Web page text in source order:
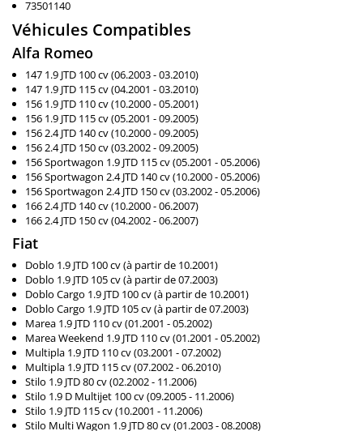
73501140
Véhicules Compatibles
Alfa Romeo
147 1.9 JTD 100 cv (06.2003 - 03.2010)
147 1.9 JTD 115 cv (04.2001 - 03.2010)
156 1.9 JTD 110 cv (10.2000 - 05.2001)
156 1.9 JTD 115 cv (05.2001 - 09.2005)
156 2.4 JTD 140 cv (10.2000 - 09.2005)
156 2.4 JTD 150 cv (03.2002 - 09.2005)
156 Sportwagon 1.9 JTD 115 cv (05.2001 - 05.2006)
156 Sportwagon 2.4 JTD 140 cv (10.2000 - 05.2006)
156 Sportwagon 2.4 JTD 150 cv (03.2002 - 05.2006)
166 2.4 JTD 140 cv (10.2000 - 06.2007)
166 2.4 JTD 150 cv (04.2002 - 06.2007)
Fiat
Doblo 1.9 JTD 100 cv (à partir de 10.2001)
Doblo 1.9 JTD 105 cv (à partir de 07.2003)
Doblo Cargo 1.9 JTD 100 cv (à partir de 10.2001)
Doblo Cargo 1.9 JTD 105 cv (à partir de 07.2003)
Marea 1.9 JTD 110 cv (01.2001 - 05.2002)
Marea Weekend 1.9 JTD 110 cv (01.2001 - 05.2002)
Multipla 1.9 JTD 110 cv (03.2001 - 07.2002)
Multipla 1.9 JTD 115 cv (07.2002 - 06.2010)
Stilo 1.9 JTD 80 cv (02.2002 - 11.2006)
Stilo 1.9 D Multijet 100 cv (09.2005 - 11.2006)
Stilo 1.9 JTD 115 cv (10.2001 - 11.2006)
Stilo Multi Wagon 1.9 JTD 80 cv (01.2003 - 08.2008)